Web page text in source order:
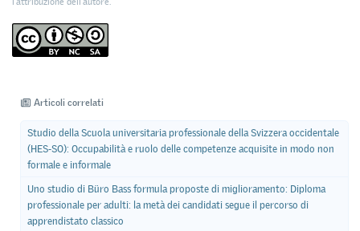
Articoli correlati
Studio della Scuola universitaria professionale della Svizzera occidentale
(HES-SO): Occupabilità e ruolo delle competenze acquisite in modo non
formale e informale
Uno studio di Büro Bass formula proposte di miglioramento: Diploma
professionale per adulti: la metà dei candidati segue il percorso di
apprendistato classico